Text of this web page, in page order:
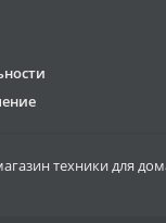
техники для